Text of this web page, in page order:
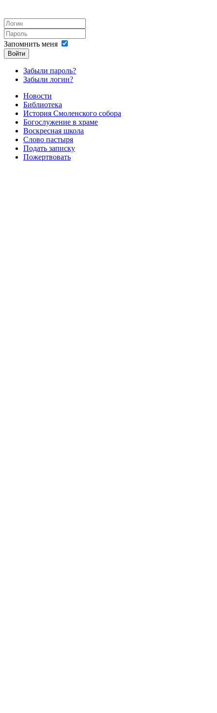
Запомнить меня
Войти
Забыли пароль?
Забыли логин?
Новости
Библиотека
История Смоленского собора
Богослужение в храме
Воскресная школа
Слово пастыря
Подать записку
Пожертвовать